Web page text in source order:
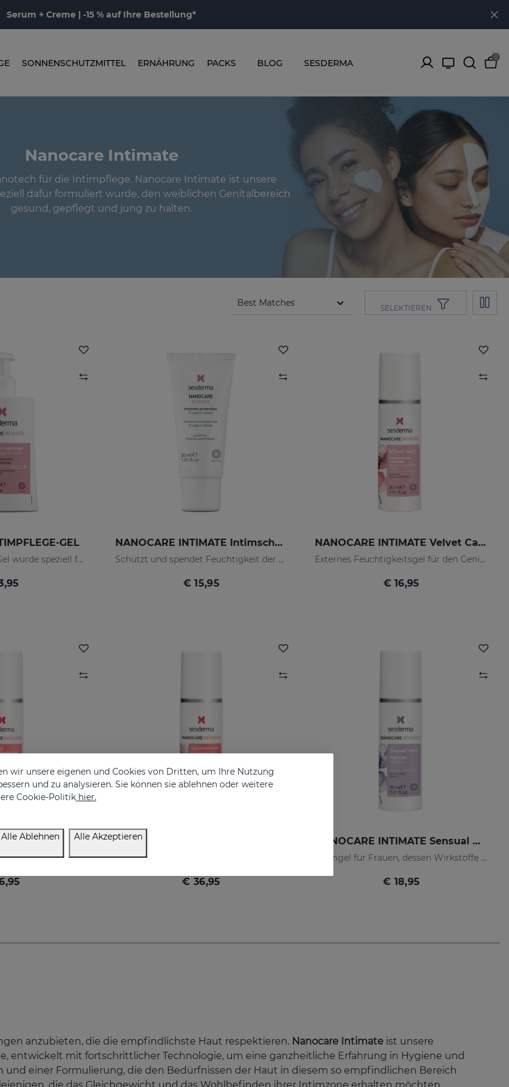
Serum + Creme | -15 % auf Ihre Bestellung*
SONNENSCHUTZMITTEL ERNÄHRUNG PACKS BLOG SESDERMA
0
Nanocare Intimate
für die Intimpflege. Nanocare Intimate ist unsere
dafür formuliert wurde, den weiblichen Genitalbereich
gesund, gepflegt und jung zu halten.
SELEKTIEREN
GEL
Dieses extra milde Gel wurde speziell für die tägliche Hygiene des weiblichen Genitalbereichs entwickelt.
NANOCARE INTIMATE Intimschutzmittel
Schützt und spendet Feuchtigkeit der Haut im Intimbereich.
€ 15,95
NANOCARE INTIMATE Velvet Care Feuchtigkeitsgel Für Die Äußeren Genitalien
Externes Feuchtigkeitsgel für den Genitalbereich, das den Intimbereich weich hält und mit Feuchtigkeit versorgt.
€ 16,95
NANOCARE INTIMATE Genitalverjüngungs-Gel
Verbessert das Aussehen des weiblichen Intimbereichs
€ 36,95
NANOCARE INTIMATE Sensual Care
Intimgel für Frauen, dessen Wirkstoffe die Empfindlichkeit des Intimbereichs erhöhen.
€ 18,95
anzubieten, die die empfindlichste Haut respektieren. Nanocare Intimate ist unsere
entwickelt mit fortschrittlicher Technologie, um eine ganzheitliche Erfahrung in Hygiene und
einer Formulierung, die den Bedürfnissen der Haut in diesem so empfindlichen Bereich
die das Gleichgewicht und das Wohlbefinden ihrer Intimzone erhalten möchten.
wir unsere eigenen und Cookies von Dritten, um Ihre Nutzung
und zu analysieren. Sie können sie ablehnen oder weitere
Cookie-Politikhier.
Alle Ablehnen Alle Akzeptieren